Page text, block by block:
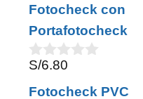
5
u
t
o
f
5
Fotocheck con
Portafotocheck
0
u
S/6.80
Fotocheck PVC